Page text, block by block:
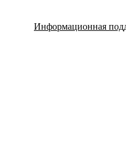
Информационная